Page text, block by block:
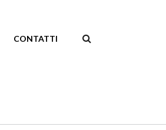
SEARCH
CONTATTI